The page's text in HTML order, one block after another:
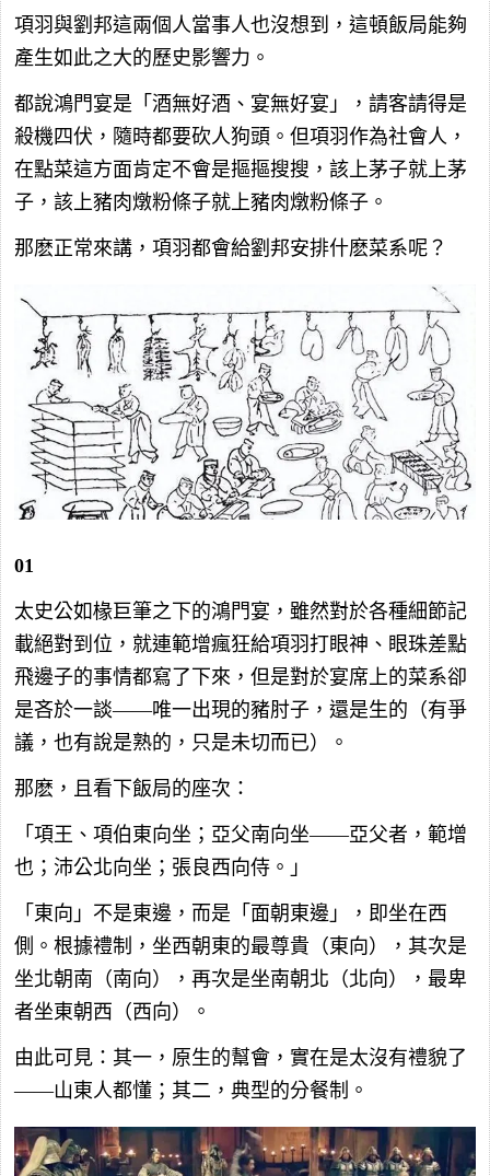
項羽與劉邦這兩個人當事人也沒想到，這頓飯局能夠
產生如此之大的歷史影響力。
都說鴻門宴是「酒無好酒、宴無好宴」，請客請得是
殺機四伏，隨時都要砍人狗頭。但項羽作為社會人，
在點菜這方面肯定不會是摳摳搜搜，該上茅子就上茅
子，該上豬肉燉粉條子就上豬肉燉粉條子。
那麽正常來講，項羽都會給劉邦安排什麽菜系呢？
01
太史公如椽巨筆之下的鴻門宴，雖然對於各種細節記
載絕對到位，就連範增瘋狂給項羽打眼神、眼珠差點
飛邊子的事情都寫了下來，但是對於宴席上的菜系卻
是吝於一談——唯一出現的豬肘子，還是生的（有爭
議，也有說是熟的，只是未切而已）。
那麽，且看下飯局的座次：
「項王、項伯東向坐；亞父南向坐——亞父者，範增
也；沛公北向坐；張良西向侍。」
「東向」不是東邊，而是「面朝東邊」，即坐在西
側。根據禮制，坐西朝東的最尊貴（東向），其次是
坐北朝南（南向），再次是坐南朝北（北向），最卑
者坐東朝西（西向）。
由此可見：其一，原生的幫會，實在是太沒有禮貌了
——山東人都懂；其二，典型的分餐制。